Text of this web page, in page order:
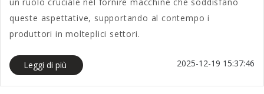
un ruolo cruciale nel fornire macchine che soddisfano
queste aspettative, supportando al contempo i
produttori in molteplici settori.
Leggi di più 2025-12-19 15:37:46